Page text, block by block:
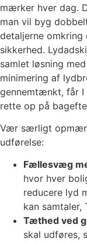
mærker hver dag.
man vil byg
detaljerne
sikkerhed.
samlet løsning
minimering af
gennemtænkt, får I
rette op på
Vær særligt
udførelse:
Fællesvæg
hvor hver
reducere lyd
kan
Tæthed ved
skal udføres,